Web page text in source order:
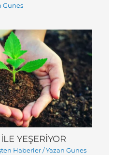
Gunes
YEŞERİYOR
Haberler / Yazan Gunes